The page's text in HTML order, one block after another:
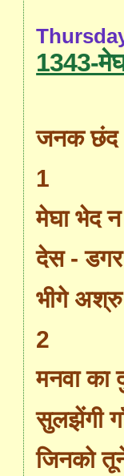
1343-
जनक
1
मेघा भेद
देस -
भीगे अश्रु
2
मनवा का
सुलझेंगी
जिनको